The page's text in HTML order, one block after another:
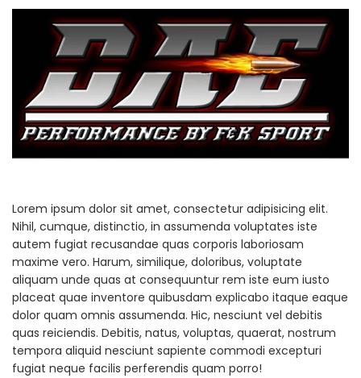
Lorem ipsum dolor sit amet, consectetur adipisicing elit.
Nihil, cumque, distinctio, in assumenda voluptates iste
autem fugiat recusandae quas corporis laboriosam
maxime vero. Harum, similique, doloribus, voluptate
aliquam unde quas at consequuntur rem iste eum iusto
placeat quae inventore quibusdam explicabo itaque eaque
dolor quam omnis assumenda. Hic, nesciunt vel debitis
quas reiciendis. Debitis, natus, voluptas, quaerat, nostrum
tempora aliquid nesciunt sapiente commodi excepturi
fugiat neque facilis perferendis quam porro!